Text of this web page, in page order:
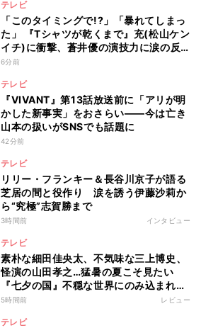
テレビ
「このタイミングで!?」「暴れてしまっ
た」 『Tシャツが乾くまで』充(松山ケン
イチ)に衝撃、蒼井優の演技力に涙の反
響も
6分前
テレビ
『VIVANT』第13話放送前に「アリが明
かした新事実」をおさらい――今は亡き
山本の扱いがSNSでも話題に
42分前
テレビ
リリー・フランキー＆長谷川京子が語る
芝居の間と役作り 涙を誘う伊藤沙莉か
ら“究極”志賀勝まで
3時間前 インタビュー
テレビ
素朴な細田佳央太、不気味な三上博史、
怪演の山田孝之…猛暑の夏こそ見たい
『七夕の国』不穏な世界にのみ込まれる
超常ミステリー
5時間前 レビュー
テレビ